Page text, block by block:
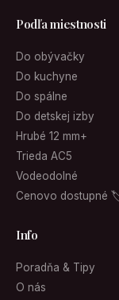
Podľa miestnosti
Do obývačky
Do kuchyne
Do spálne
Do detskej izby
Hrubé 12 mm+
Trieda AC5
Vodeodolné
Cenovo dostupné
Info
Poradňa & Tipy
O nás